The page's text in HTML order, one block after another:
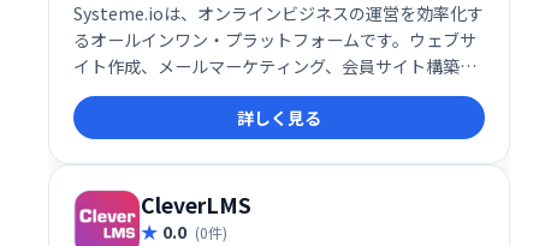
Systeme.ioは、オンラインビジネスの運営を効率化す
るオールインワン・プラットフォームです。ウェブサ
イト作成、メールマーケティング、会員サイト構築、
アフィリエイト機能など、ビジネスに必要なツールが
全て揃っています。30万人以上の起業家が利用し、そ
の信頼性を証明しています。規模や目的に関わらず、
オンラインビジネスの成長を強力にサポートします。
無料トライアルもご用意していますので、ぜひお試し
ください。
詳しく見る
CleverLMS
0.0 (0件)